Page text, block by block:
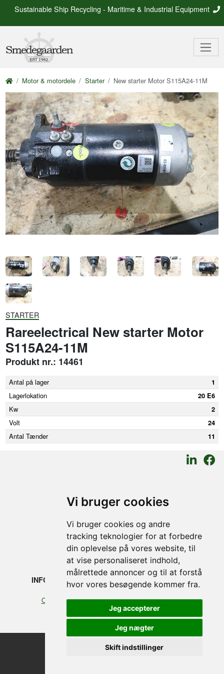
Vi bruger cookies
Vi bruger cookies og andre
tracking teknologier for at forbedre
din oplevelse på vores website, til
at vise personaliseret indhold,
målrettede annoncer og til at forstå
hvor vores besøgende kommer fra.
Jeg accepterer
Jeg nægter
Skift indstillinger
Sustainable Ship Recycling - Maritime & Industrial Equipment
Motor & motordele Starter New starter Motor S115A24-11M
Previous Next
STARTER
Rareelectrical New starter Motor
S115A24-11M
Produkt nr.: 14461
Antal på lager
1
Lagerlokation
20 E6
Kw
2
Volt
24
Antal Tænder
11
SMEDEGAARDEN A/S
6700 Esbjerg, Denmark
+45 75 12 88 88
INFORMATION
Our profile
JURIDISKE
Cookies
Handelsbetingelser
©2026 Smedegaarden A/S